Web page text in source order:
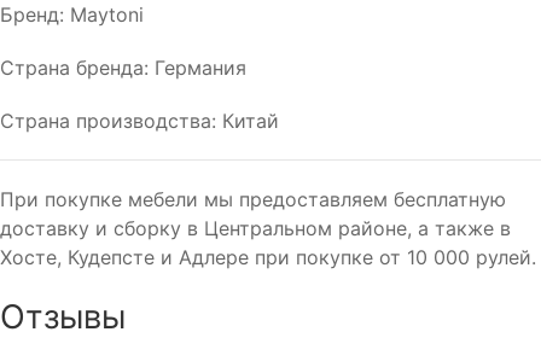
Бренд: Maytoni
Страна бренда: Германия
Страна производства: Китай
При покупке мебели мы предоставляем бесплатную
доставку и сборку в Центральном районе, а также в
Хосте, Кудепсте и Адлере при покупке от 10 000 рулей.
Отзывы